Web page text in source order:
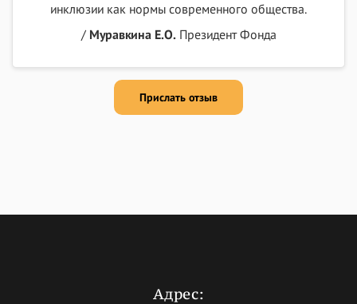
инклюзии как нормы современного общества.
/ Муравкина Е.О.Президент Фонда
Прислать отзыв
Адрес: